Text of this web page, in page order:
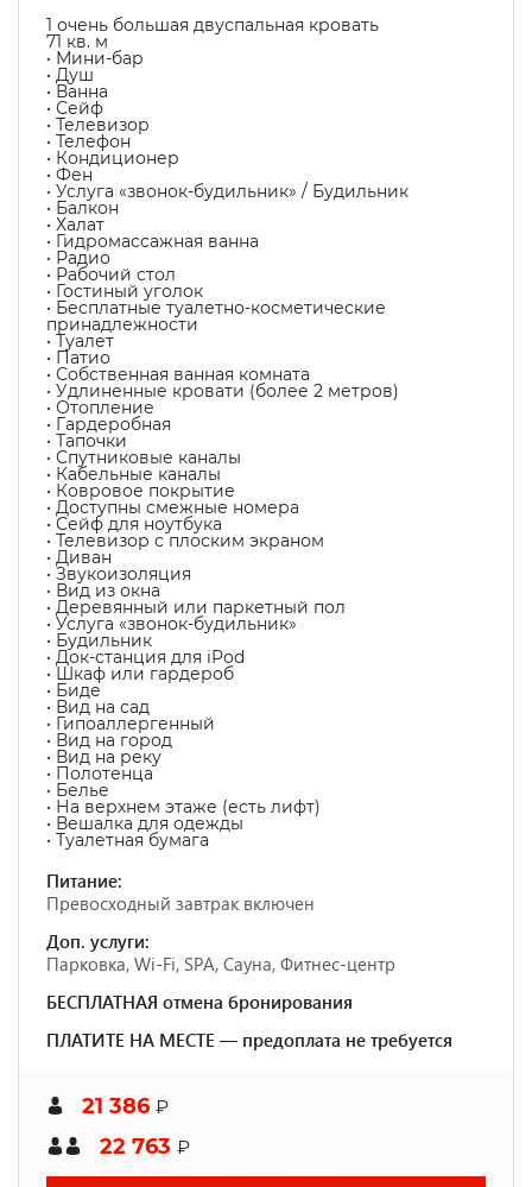
1 очень большая двуспальная кровать
71 кв. м
• Мини-бар
• Душ
• Ванна
• Сейф
• Телевизор
• Телефон
• Кондиционер
• Фен
• Услуга «звонок-будильник» / Будильник
• Балкон
• Халат
• Гидромассажная ванна
• Радио
• Рабочий стол
• Гостиный уголок
• Бесплатные туалетно-косметические
принадлежности
• Туалет
• Патио
• Собственная ванная комната
• Удлиненные кровати (более 2 метров)
• Отопление
• Гардеробная
• Тапочки
• Спутниковые каналы
• Кабельные каналы
• Ковровое покрытие
• Доступны смежные номера
• Сейф для ноутбука
• Телевизор с плоским экраном
• Диван
• Звукоизоляция
• Вид из окна
• Деревянный или паркетный пол
• Услуга «звонок-будильник»
• Будильник
• Док-станция для iPod
• Шкаф или гардероб
• Биде
• Вид на сад
• Гипоаллергенный
• Вид на город
• Вид на реку
• Полотенца
• Белье
• На верхнем этаже (есть лифт)
• Вешалка для одежды
• Туалетная бумага
Питание:
Превосходный завтрак включен
Доп. услуги:
Парковка, Wi-Fi, SPA, Сауна, Фитнес-центр
БЕСПЛАТНАЯ отмена бронирования
ПЛАТИТЕ НА МЕСТЕ — предоплата не требуется
21 386 ₽
22 763 ₽